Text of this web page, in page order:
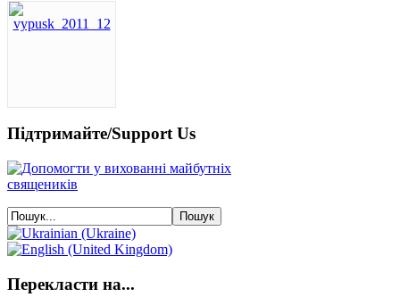
Підтримайте/Support Us
Перекласти на...